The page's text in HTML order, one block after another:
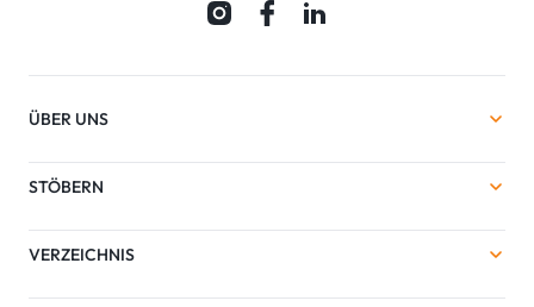
ÜBER UNS
STÖBERN
VERZEICHNIS